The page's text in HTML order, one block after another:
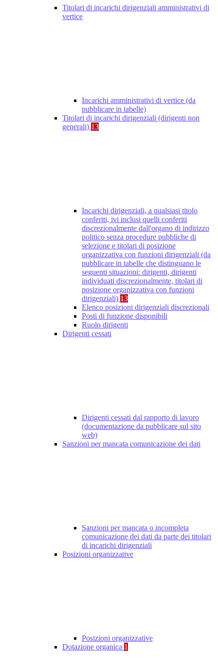
Titolari di incarichi dirigenziali amministrativi di
vertice
Incarichi amministrativi di vertice (da
pubblicare in tabelle)
Titolari di incarichi dirigenziali (dirigenti non
generali) 13
Incarichi dirigenziali, a qualsiasi titolo
conferiti, ivi inclusi quelli conferiti
discrezionalmente dall'organo di indirizzo
politico senza procedure pubbliche di
selezione e titolari di posizione
organizzativa con funzioni dirigenziali (da
pubblicare in tabelle che distinguano le
seguenti situazioni: dirigenti, dirigenti
individuati discrezionalmente, titolari di
posizione organizzativa con funzioni
dirigenziali) 13
Elenco posizioni dirigenziali discrezionali
Posti di funzione disponibili
Ruolo dirigenti
Dirigenti cessati
Dirigenti cessati dal rapporto di lavoro
(documentazione da pubblicare sul sito
web)
Sanzioni per mancata comunicazione dei dati
Sanzioni per mancata o incompleta
comunicazione dei dati da parte dei titolari
di incarichi dirigenziali
Posizioni organizzative
Posizioni organizzative
Dotazione organica 1